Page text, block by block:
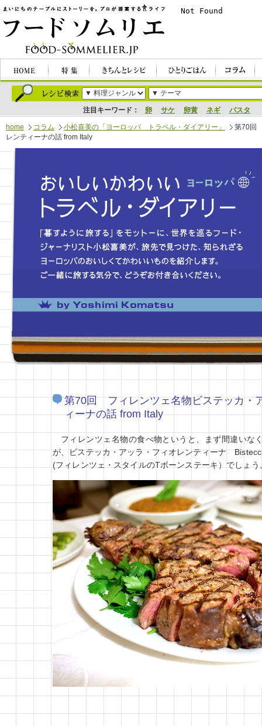
注目キーワード： 卵 サケ 卵黄 ネギ パスタ
home コラム 小松喜美の「ヨーロッパ トラベル・ダイアリー」
第70回
レンティーナの話 from Italy
第70回 フィレンツェ名物ビステッカ・
ィーナの話 from Italy
フィレンツェ名物の食べ物というと、まず間違いな
が、ビステッカ・アッラ・フィオレンティーナ
(フィレンツェ・スタイルのTボーンステーキ）でしょう